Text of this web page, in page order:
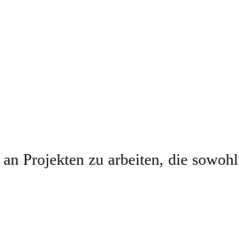
Projekten zu arbeiten, die sowohl